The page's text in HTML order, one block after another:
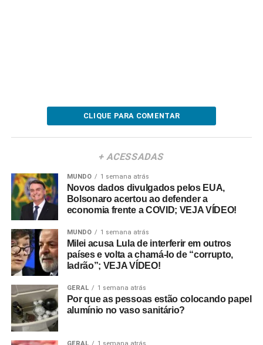
CLIQUE PARA COMENTAR
+ ACESSADAS
MUNDO 1 semana atrás
Novos dados divulgados pelos EUA,
Bolsonaro acertou ao defender a
economia frente a COVID; VEJA VÍDEO!
MUNDO 1 semana atrás
Milei acusa Lula de interferir em outros
países e volta a chamá-lo de “corrupto,
ladrão”; VEJA VÍDEO!
GERAL 1 semana atrás
Por que as pessoas estão colocando papel
alumínio no vaso sanitário?